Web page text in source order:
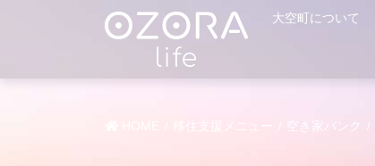
大空町について
移住支援メニュー 空き家バンク